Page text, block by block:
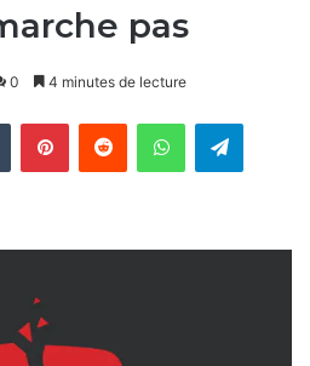
pas
0 4 minutes de lecture